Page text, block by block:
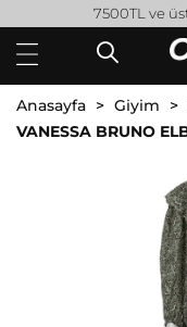
7500TL ve
Anasayfa Giyim
VANESSA BRUNO